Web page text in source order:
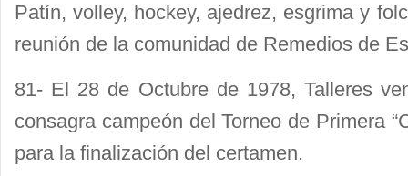
Patín, volley, hockey, ajedrez, esgrima y
reunión de la comunidad de Remedios de
81- El 28 de Octubre de 1978, Talleres
consagra campeón del Torneo de Primera
para la finalización del certamen.